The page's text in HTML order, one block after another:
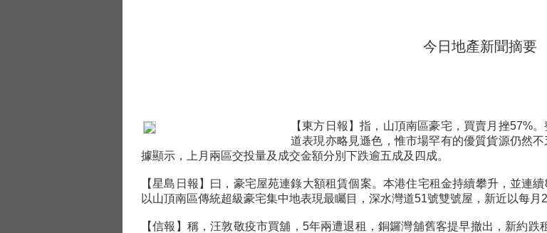
今日地產新聞摘要
【東方日報】指，山頂南區豪宅，買賣月挫57%
道表現亦略見遜色，惟市場罕有的優質貨源仍然
據顯示，上月兩區交投量及成交金額分別下跌逾五成及四成。
【星島日報】曰，豪宅屋苑連錄大額租賃個案。本港住宅租金持續攀升，並連
以山頂南區傳統超級豪宅集中地表現最矚目，深水灣道51號雙號屋，新近以每月
【信報】稱，汪敦敬疫市買舖，5年兩遭退租，銅鑼灣舖舊客提早撤出，新約